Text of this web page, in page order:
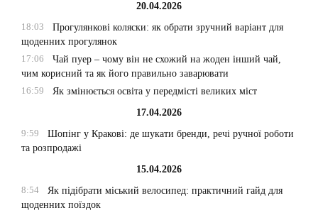
20.04.2026
18:03
Прогулянкові коляски: як обрати зручний варіант для
щоденних прогулянок
17:06
Чай пуер – чому він не схожий на жоден інший чай,
чим корисний та як його правильно заварювати
16:59
Як змінюється освіта у передмісті великих міст
17.04.2026
9:59
Шопінг у Кракові: де шукати бренди, речі ручної роботи
та розпродажі
15.04.2026
8:54
Як підібрати міський велосипед: практичний гайд для
щоденних поїздок